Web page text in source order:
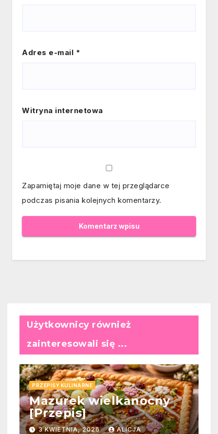
Adres e-mail *
Witryna internetowa
Zapamiętaj moje dane w tej przeglądarce
podczas pisania kolejnych komentarzy.
Użytkownicy również
zainteresowali się ...
PRZEPISY KULINARNE
Mazurek wielkanocny
[Przepis]
3 KWIETNIA, 2026 ALICJA